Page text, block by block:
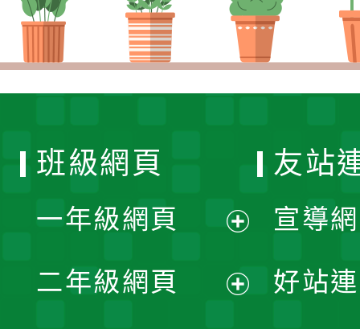
班級網頁
一年級網頁
開
二年級網頁
友站
宣導
好站